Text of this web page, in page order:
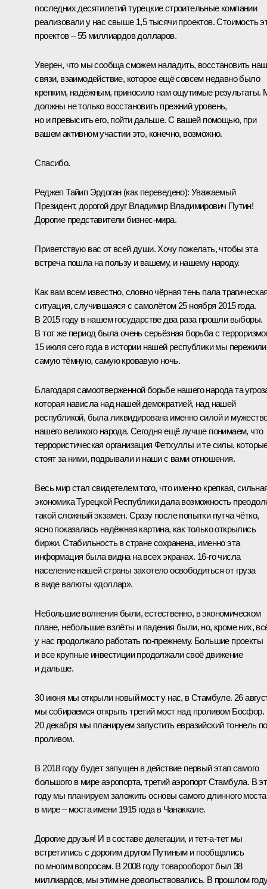
последних десятилетий турецкие строительные компании
реализовали у нас свыше 1,5 тысячи проектов. Стоимость
проектов – 55 миллиардов долларов.
Уверен, что мы сообща сможем наладить, восстановить
связи, взаимодействие, которое ещё совсем недавно было
крепким, надёжным, приносило нам ощутимые результаты.
должны не только восстановить прежний уровень,
но и превысить его, пойти дальше. С вашей помощью, при
вашем активном участии это, конечно, возможно.
Спасибо.
Реджеп Тайип Эрдоган (как переведено): Уважаемый
Президент, дорогой друг Владимир Владимирович Путин!
Дорогие представители бизнес-мира.
Приветствую вас от всей души. Хочу пожелать, чтобы эта
встреча пошла на пользу и вашему, и нашему народу.
Как вам всем известно, словно чёрная тень пала
ситуация, случившаяся с самолётом 25 ноября 2015 года.
В 2015 году в нашем государстве два раза прошли выборы.
В тот же период была очень серьёзная борьба с
15 июля сего года в истории нашей республики мы пережили
самую тёмную, самую кровавую ночь.
Благодаря самоотверженной борьбе нашего народа та
которая нависла над нашей демократией, над нашей
республикой, была ликвидирована именно силой и
нашего великого народа. Сегодня ещё лучше понимаем, что
террористическая организация Фетхуллы и те силы,
стоят за ними, подрывали и наши с вами отношения.
Весь мир стал свидетелем того, что именно крепкая,
экономика Турецкой Республики дала возможность
такой сложный экзамен. Сразу после попытки путча чётко,
ясно показалась надёжная картина, как только открылись
биржи. Стабильность в стране сохранена, именно эта
информация была видна на всех экранах. 16-го числа
население нашей страны захотело освободиться от груза
в виде валюты «доллар».
Небольшие волнения были, естественно, в экономическом
плане, небольшие взлёты и падения были, но, кроме них,
у нас продолжало работать по‑прежнему. Большие проекты
и все крупные инвестиции продолжали своё движение
и дальше.
30 июня мы открыли новый мост у нас, в Стамбуле. 26
мы собираемся открыть третий мост над проливом Босфор.
20 декабря мы планируем запустить евразийский тоннель
проливом.
В 2018 году будет запущен в действие первый этап самого
большого в мире аэропорта, третий аэропорт Стамбула. В
году мы планируем заложить основы самого длинного моста
в мире – моста имени 1915 года в Чанаккале.
Дорогие друзья! И в составе делегации, и тет-а-тет мы
встретились с дорогим другом Путиным и пообщались
по многим вопросам. В 2008 году товарооборот был 38
миллиардов, мы этим не довольствовались. В прошлом